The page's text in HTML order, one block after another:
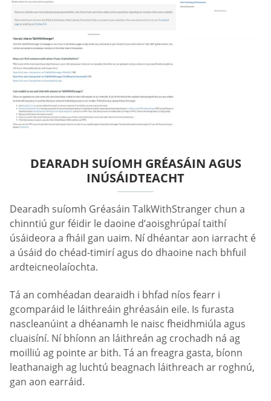
DEARADH SUÍOMH GRÉASÁIN AGUS
INÚSÁIDTEACHT
Dearadh suíomh Gréasáin TalkWithStranger chun a
chinntiú gur féidir le daoine d’aoisghrúpaí taithí
úsáideora a fháil gan uaim. Ní dhéantar aon iarracht é
a úsáid do chéad-timirí agus do dhaoine nach bhfuil
ardteicneolaíochta.
Tá an comhéadan dearaidh i bhfad níos fearr i
gcomparáid le láithreáin ghréasáin eile. Is furasta
nascleanúint a dhéanamh le naisc fheidhmiúla agus
cluaisíní. Ní bhíonn an láithreán ag crochadh ná ag
moilliú ag pointe ar bith. Tá an freagra gasta, bíonn
leathanaigh ag luchtú beagnach láithreach ar roghnú,
gan aon earráid.